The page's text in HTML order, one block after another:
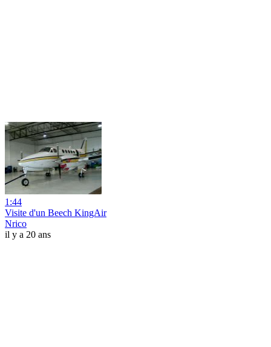
1:44
Visite d'un Beech KingAir
Nrico
il y a 20 ans